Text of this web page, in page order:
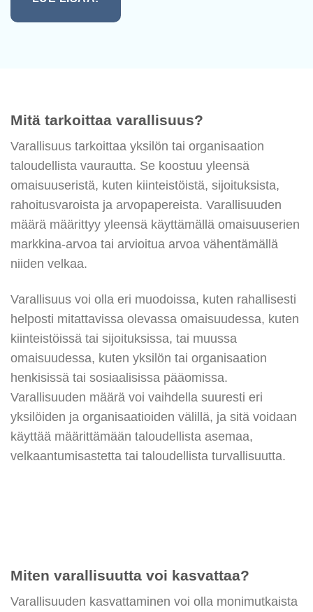
Mitä tarkoittaa varallisuus?
Varallisuus tarkoittaa yksilön tai organisaation
taloudellista vaurautta. Se koostuu yleensä
omaisuuseristä, kuten kiinteistöistä, sijoituksista,
rahoitusvaroista ja arvopapereista. Varallisuuden
määrä määrittyy yleensä käyttämällä omaisuuserien
markkina-arvoa tai arvioitua arvoa vähentämällä
niiden velkaa.
Varallisuus voi olla eri muodoissa, kuten rahallisesti
helposti mitattavissa olevassa omaisuudessa, kuten
kiinteistöissä tai sijoituksissa, tai muussa
omaisuudessa, kuten yksilön tai organisaation
henkisissä tai sosiaalisissa pääomissa.
Varallisuuden määrä voi vaihdella suuresti eri
yksilöiden ja organisaatioiden välillä, ja sitä voidaan
käyttää määrittämään taloudellista asemaa,
velkaantumisastetta tai taloudellista turvallisuutta.
Miten varallisuutta voi kasvattaa?
Varallisuuden kasvattaminen voi olla monimutkaista